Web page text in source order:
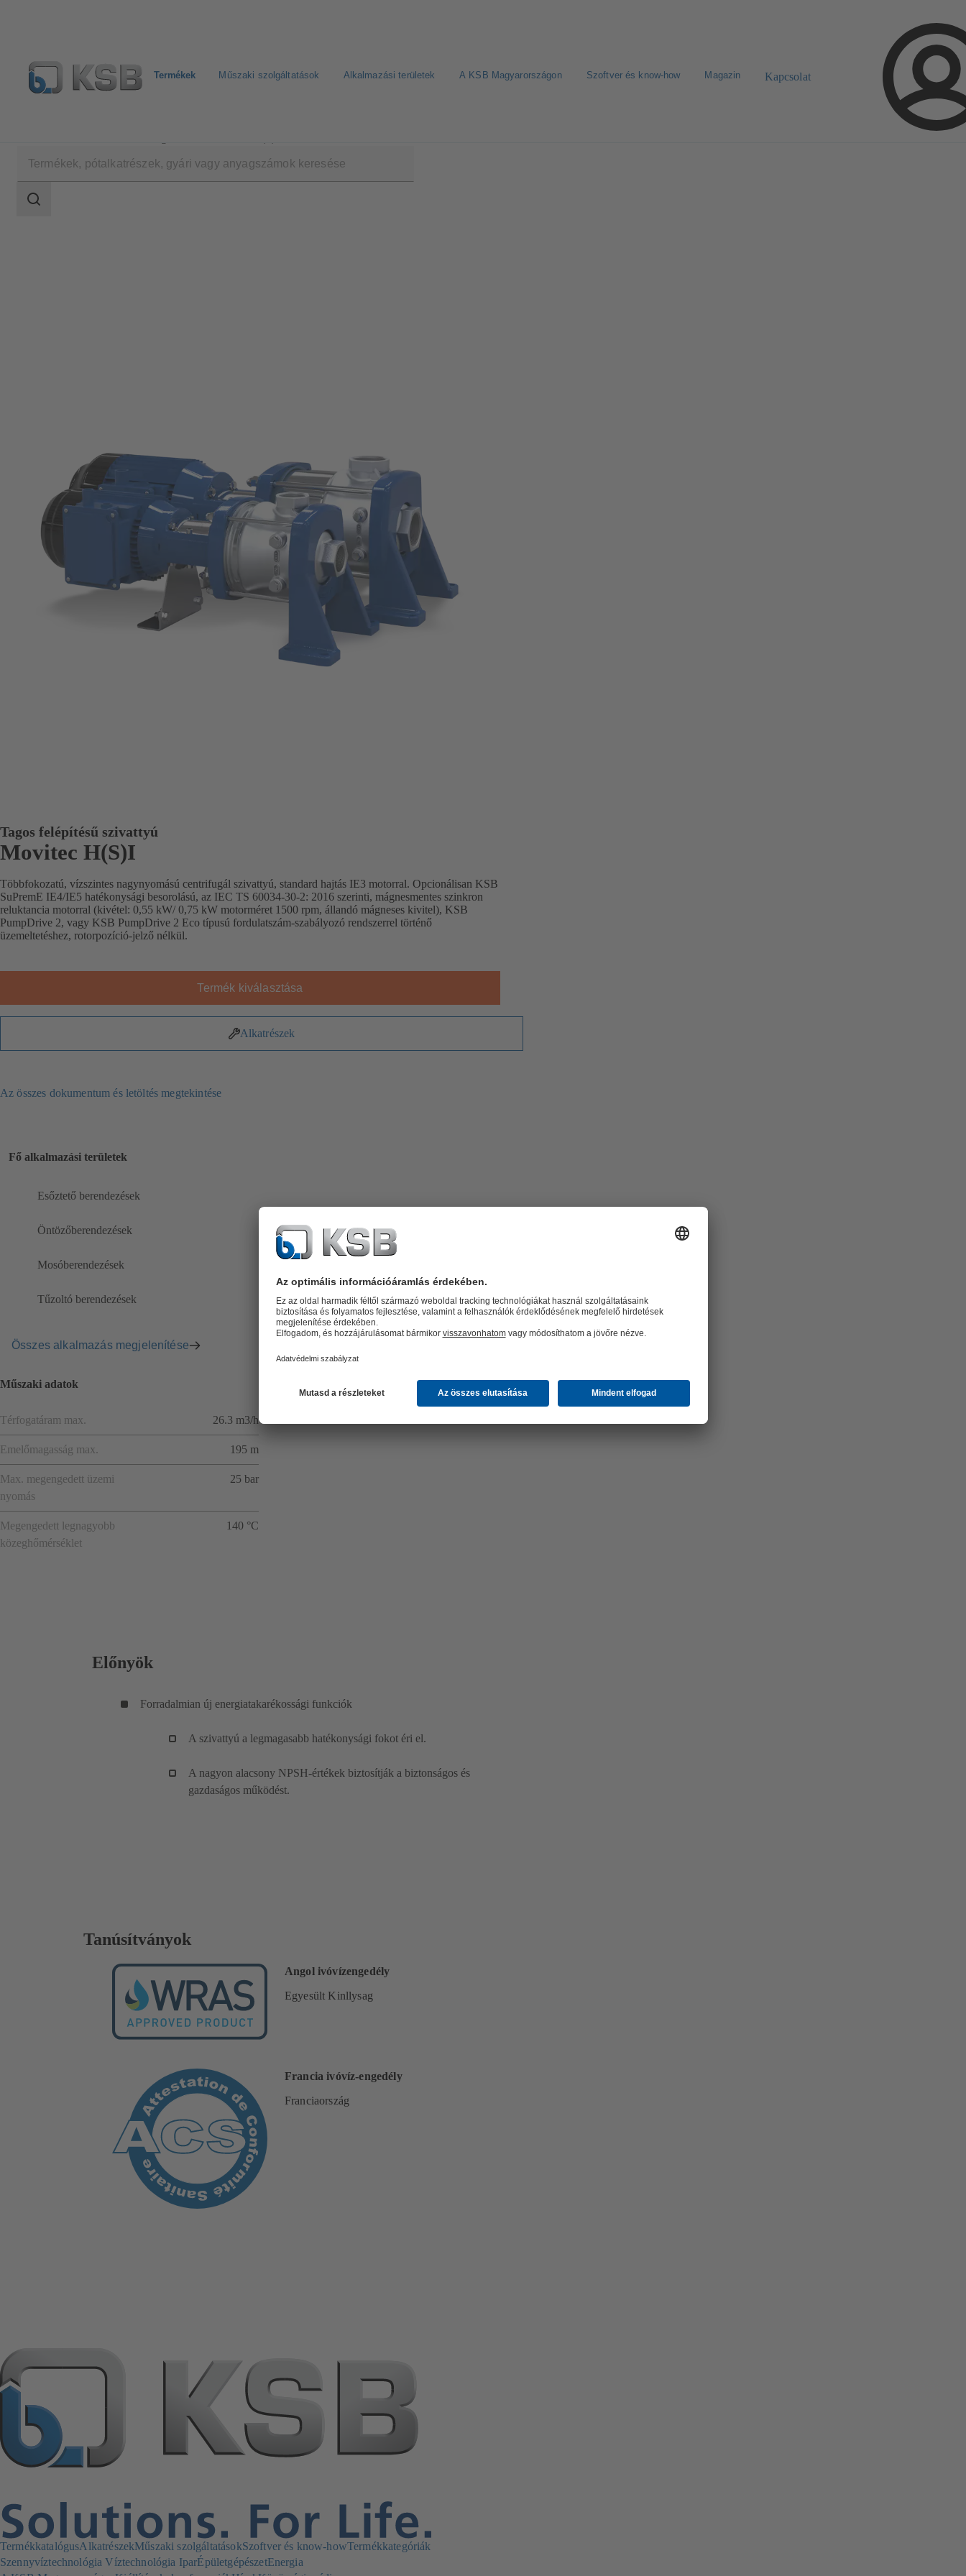
Termékek Műszaki szolgáltatások Alkalmazási területek A KSB Magyarországon Szoftver és know-how Magazin Kapcsolat
tartomány
Keresési
Tagos felépítésű szivattyú
Movitec H(S)I
Többfokozatú, vízszintes nagynyomású centrifugál szivattyú, standard hajtás IE3 motorral. Opcionálisan KSB
SuPremE IE4/IE5 hatékonysági besorolású, az IEC TS 60034-30-2: 2016 szerinti, mágnesmentes szinkron
reluktancia motorral (kivétel: 0,55 kW/ 0,75 kW motorméret 1500 rpm, állandó mágneses kivitel), KSB
PumpDrive 2, vagy KSB PumpDrive 2 Eco típusú fordulatszám-szabályozó rendszerrel történő
üzemeltetéshez, rotorpozíció-jelző nélkül.
Termék kiválasztása
Alkatrészek
Az összes dokumentum és letöltés megtekintése
Fő alkalmazási területek
Esőztető berendezések
Öntözőberendezések
Mosóberendezések
Tűzoltó berendezések
Összes alkalmazás megjelenítése
Műszaki adatok
Térfogatáram max. 26.3 m3/h
Emelőmagasság max. 195 m
Max. megengedett üzemi
nyomás
25 bar
Megengedett legnagyobb
közeghőmérséklet
140 °C
Előnyök
Forradalmian új energiatakarékossági funkciók
A szivattyú a legmagasabb hatékonysági fokot éri el.
A nagyon alacsony NPSH-értékek biztosítják a biztonságos és
gazdaságos működést.
Tanúsítványok
Angol ivóvízengedély
Egyesült Kinllysag
Francia ivóvíz-engedély
Franciaország
TermékkatalógusAlkatrészekMűszaki szolgáltatásokSzoftver és know-howTermékkategóriák
SzennyvíztechnológiaVíztechnológia IparÉpületgépészetEnergia